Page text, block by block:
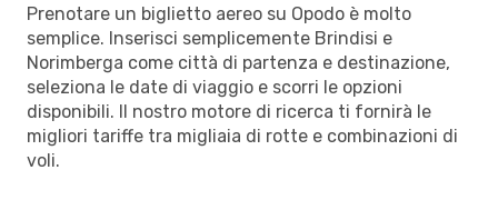
Prenotare un biglietto aereo su Opodo è molto
semplice. Inserisci semplicemente Brindisi e
Norimberga come città di partenza e destinazione,
seleziona le date di viaggio e scorri le opzioni
disponibili. Il nostro motore di ricerca ti fornirà le
migliori tariffe tra migliaia di rotte e combinazioni di
voli.